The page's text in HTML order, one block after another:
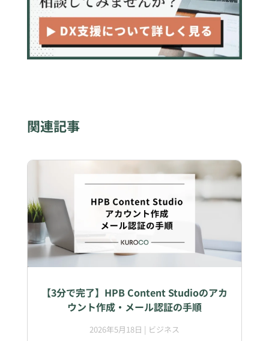
関連記事
【3分で完了】HPB Content Studioのアカ
ウント作成・メール認証の手順
2026年5月18日 | ビジネス